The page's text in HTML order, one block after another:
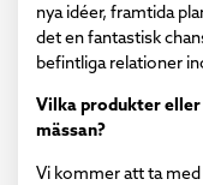
nya idéer, framtida
det en fantastisk
befintliga relationer
Vilka produkter
mässan?
Vi kommer att ta